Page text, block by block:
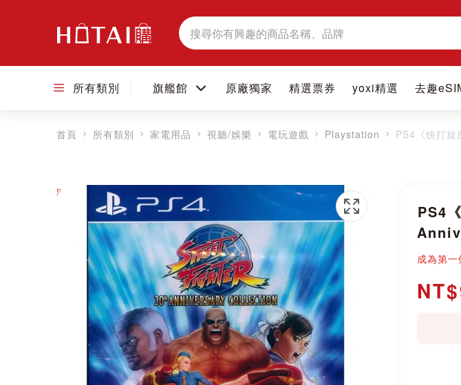
搜
尋
所有類別 旗艦館 原廠獨家 精選票券 yoxi精選 去趣
首頁 所有類別 家電用品 視聽/娛樂 電玩遊戲 Playstation PS4《快打
跳到圖片庫的末尾
PS4
成為第一